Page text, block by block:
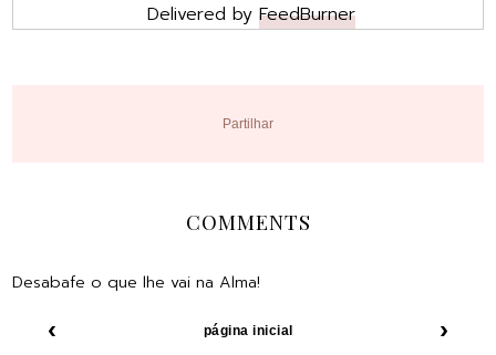
Delivered by FeedBurner
Partilhar
COMMENTS
Desabafe o que lhe vai na Alma!
‹ ›
página inicial